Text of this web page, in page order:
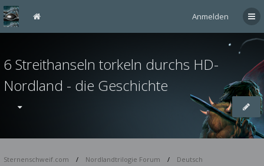
Anmelden
6 Streithanseln torkeln durchs HD-
Nordland - die Geschichte
Sternenschweif.com Nordlandtrilogie Forum
Deutsch